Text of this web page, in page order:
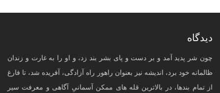
دیدگاه
چون شر پدید آمد و بر دست و پای بشر بند زد، و او را به غارت و زندان
ظالمانه خود برد، اندیشه نیز بعنوان راهور راه آزادگی، آفریده شد، تا فارغ
از تمام بندها، در بالاترین قله های ممکن آسمانیِ آگاهی و معرفت سیر